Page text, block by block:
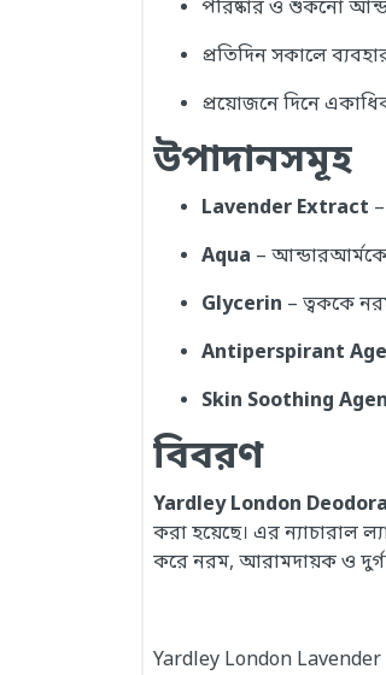
পরিষ্কার ও শুকনো
প্রতিদিন সকালে
প্রয়োজনে দিনে
উপাদানসমূহ
Lavender Extract
Aqua – আন্ডারআর্মকে
Glycerin – ত্বককে
Antiperspirant
Skin Soothing
বিবরণ
Yardley London
করা হয়েছে। এর ন্যাচারাল
করে নরম, আরামদায়ক ও
Yardley London